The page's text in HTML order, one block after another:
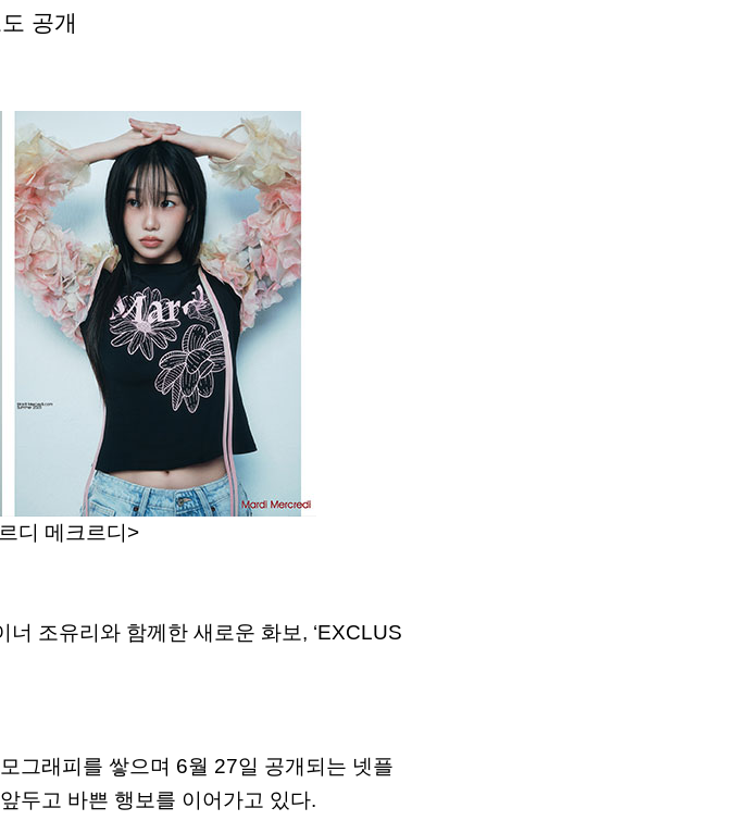
공개
디 메크르디>
너 조유리와 함께한 새로운 화보, ‘EXCLUS
그래피를 쌓으며 6월 27일 공개되는 넷플
앞두고 바쁜 행보를 이어가고 있다.